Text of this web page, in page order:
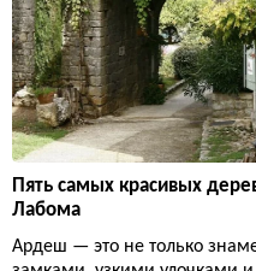
Пять самых красивых
Лабома
Ардеш — это не только